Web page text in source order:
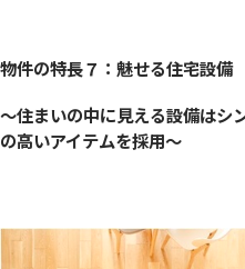
物件の特長７：魅せる住宅設備
〜住まいの中に見える設備はシ
の高いアイテムを採用〜